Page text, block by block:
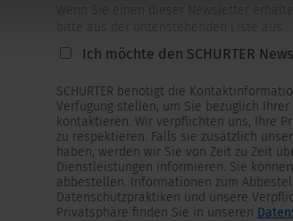
Ich möchte den SCHURTER
SCHURTER benötigt die
Verfügung stellen, um Sie bezüglich
kontaktieren. Wir verpflichten uns, Ihre
zu respektieren. Falls sie zusätzlich
haben, werden wir Sie von Zeit zu Zeit
Dienstleistungen informieren. Sie
abbestellen. Informationen zum
Datenschutzpraktiken und unsere
Privatsphäre finden Sie in unseren